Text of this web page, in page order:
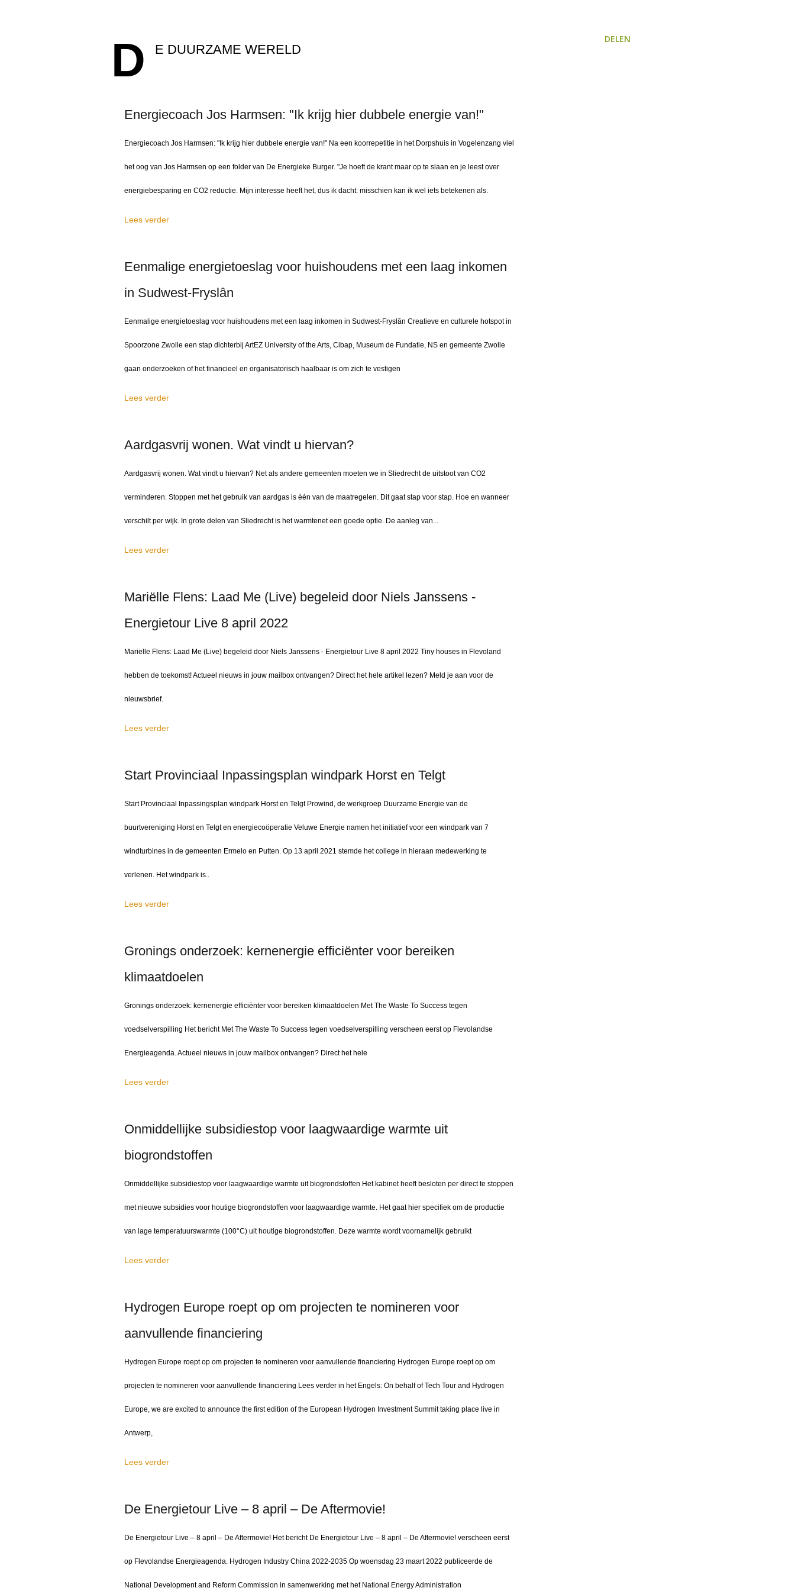
D E DUURZAME WERELD
Energiecoach Jos Harmsen: "Ik krijg hier dubbele energie van!"
Energiecoach Jos Harmsen: "Ik krijg hier dubbele energie van!" Na een koorrepetitie in het Dorpshuis in Vogelenzang viel
het oog van Jos Harmsen op een folder van De Energieke Burger. "Je hoeft de krant maar op te slaan en je leest over
energiebesparing en CO2 reductie. Mijn interesse heeft het, dus ik dacht: misschien kan ik wel iets betekenen als.
Lees verder
Eenmalige energietoeslag voor huishoudens met een laag inkomen
in Sudwest-Fryslân
Eenmalige energietoeslag voor huishoudens met een laag inkomen in Sudwest-Fryslân Creatieve en culturele hotspot in
Spoorzone Zwolle een stap dichterbij ArtEZ University of the Arts, Cibap, Museum de Fundatie, NS en gemeente Zwolle
gaan onderzoeken of het financieel en organisatorisch haalbaar is om zich te vestigen
Lees verder
Aardgasvrij wonen. Wat vindt u hiervan?
Aardgasvrij wonen. Wat vindt u hiervan? Net als andere gemeenten moeten we in Sliedrecht de uitstoot van CO2
verminderen. Stoppen met het gebruik van aardgas is één van de maatregelen. Dit gaat stap voor stap. Hoe en wanneer
verschilt per wijk. In grote delen van Sliedrecht is het warmtenet een goede optie. De aanleg van...
Lees verder
Mariëlle Flens: Laad Me (Live) begeleid door Niels Janssens -
Energietour Live 8 april 2022
Mariëlle Flens: Laad Me (Live) begeleid door Niels Janssens - Energietour Live 8 april 2022 Tiny houses in Flevoland
hebben de toekomst! Actueel nieuws in jouw mailbox ontvangen? Direct het hele artikel lezen? Meld je aan voor de
nieuwsbrief.
Lees verder
Start Provinciaal Inpassingsplan windpark Horst en Telgt
Start Provinciaal Inpassingsplan windpark Horst en Telgt Prowind, de werkgroep Duurzame Energie van de
buurtvereniging Horst en Telgt en energiecoöperatie Veluwe Energie namen het initiatief voor een windpark van 7
windturbines in de gemeenten Ermelo en Putten. Op 13 april 2021 stemde het college in hieraan medewerking te
verlenen. Het windpark is..
Lees verder
Gronings onderzoek: kernenergie efficiënter voor bereiken
klimaatdoelen
Gronings onderzoek: kernenergie efficiënter voor bereiken klimaatdoelen Met The Waste To Success tegen
voedselverspilling Het bericht Met The Waste To Success tegen voedselverspilling verscheen eerst op Flevolandse
Energieagenda. Actueel nieuws in jouw mailbox ontvangen? Direct het hele
Lees verder
Onmiddellijke subsidiestop voor laagwaardige warmte uit
biogrondstoffen
Onmiddellijke subsidiestop voor laagwaardige warmte uit biogrondstoffen Het kabinet heeft besloten per direct te stoppen
met nieuwe subsidies voor houtige biogrondstoffen voor laagwaardige warmte. Het gaat hier specifiek om de productie
van lage temperatuurswarmte (100°C) uit houtige biogrondstoffen. Deze warmte wordt voornamelijk gebruikt
Lees verder
Hydrogen Europe roept op om projecten te nomineren voor
aanvullende financiering
Hydrogen Europe roept op om projecten te nomineren voor aanvullende financiering Hydrogen Europe roept op om
projecten te nomineren voor aanvullende financiering Lees verder in het Engels: On behalf of Tech Tour and Hydrogen
Europe, we are excited to announce the first edition of the European Hydrogen Investment Summit taking place live in
Antwerp,
Lees verder
De Energietour Live – 8 april – De Aftermovie!
De Energietour Live – 8 april – De Aftermovie! Het bericht De Energietour Live – 8 april – De Aftermovie! verscheen eerst
op Flevolandse Energieagenda. Hydrogen Industry China 2022-2035 Op woensdag 23 maart 2022 publiceerde de
National Development and Reform Commission in samenwerking met het National Energy Administration
DELEN